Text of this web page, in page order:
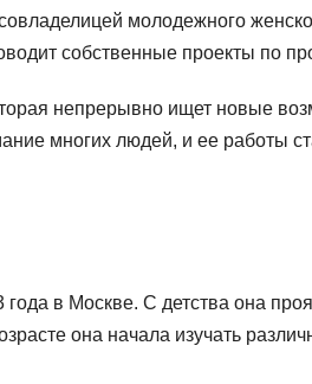
молодежного
собственные проекты по
непрерывно ищет новые
многих людей, и ее работы
в Москве. С детства она
она начала изучать